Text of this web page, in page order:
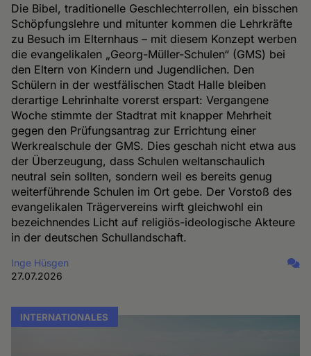
Die Bibel, traditionelle Geschlechterrollen, ein bisschen
Schöpfungslehre und mitunter kommen die Lehrkräfte
zu Besuch im Elternhaus – mit diesem Konzept werben
die evangelikalen „Georg-Müller-Schulen“ (GMS) bei
den Eltern von Kindern und Jugendlichen. Den
Schülern in der westfälischen Stadt Halle bleiben
derartige Lehrinhalte vorerst erspart: Vergangene
Woche stimmte der Stadtrat mit knapper Mehrheit
gegen den Prüfungsantrag zur Errichtung einer
Werkrealschule der GMS. Dies geschah nicht etwa aus
der Überzeugung, dass Schulen weltanschaulich
neutral sein sollten, sondern weil es bereits genug
weiterführende Schulen im Ort gebe. Der Vorstoß des
evangelikalen Trägervereins wirft gleichwohl ein
bezeichnendes Licht auf religiös-ideologische Akteure
in der deutschen Schullandschaft.
Inge Hüsgen
27.07.2026
INTERNATIONALES